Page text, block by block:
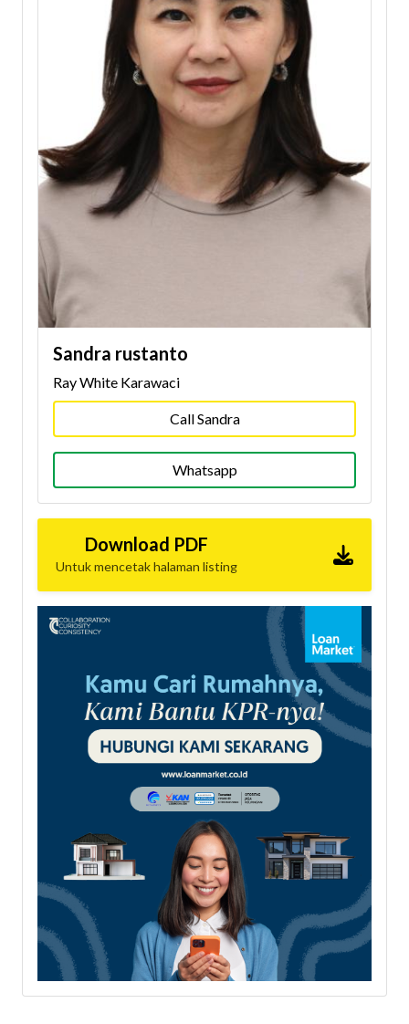
Sandra rustanto
Ray White Karawaci
Call Sandra
Whatsapp
Download PDF
Untuk mencetak halaman listing